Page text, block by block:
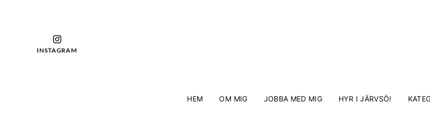
INSTAGRAM
HEM OM MIG JOBBA MED MIG HYR I JÄRVSÖ!